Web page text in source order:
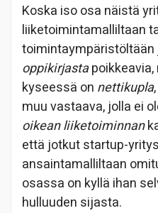
Koska iso osa näistä
liiketoimintamalliltaan
toimintaympäristöltään
oppikirjastapoikkeavia,
kyseessä on nettikupla,
muu vastaava, jolla ei
oikean liiketoiminnan
että jotkut startup-
ansaintamalliltaan
osassa on kyllä ihan
hulluuden sijasta.